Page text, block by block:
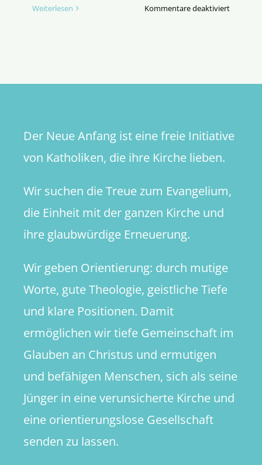
Weiterlesen Kommentare deaktiviertfür
Der Neue Anfang ist eine freie Initiative
von Katholiken, die ihre Kirche lieben.
Wir suchen die Treue zum Evangelium,
die Einheit mit der ganzen Kirche und
ihre glaubwürdige Erneuerung.
Wir geben Orientierung: durch mutige
Worte, gute Theologie, geistliche Tiefe
und klare Positionen. Damit
ermöglichen wir tiefe Gemeinschaft im
Glauben an Christus und ermutigen
und befähigen Menschen, sich als seine
Jünger in eine verunsicherte Kirche und
eine orientierungslose Gesellschaft
senden zu lassen.